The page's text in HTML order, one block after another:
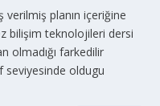
verilmiş planın içeriğine
bilişim teknolojileri dersi
olmadığı farkedilir
seviyesinde oldugu